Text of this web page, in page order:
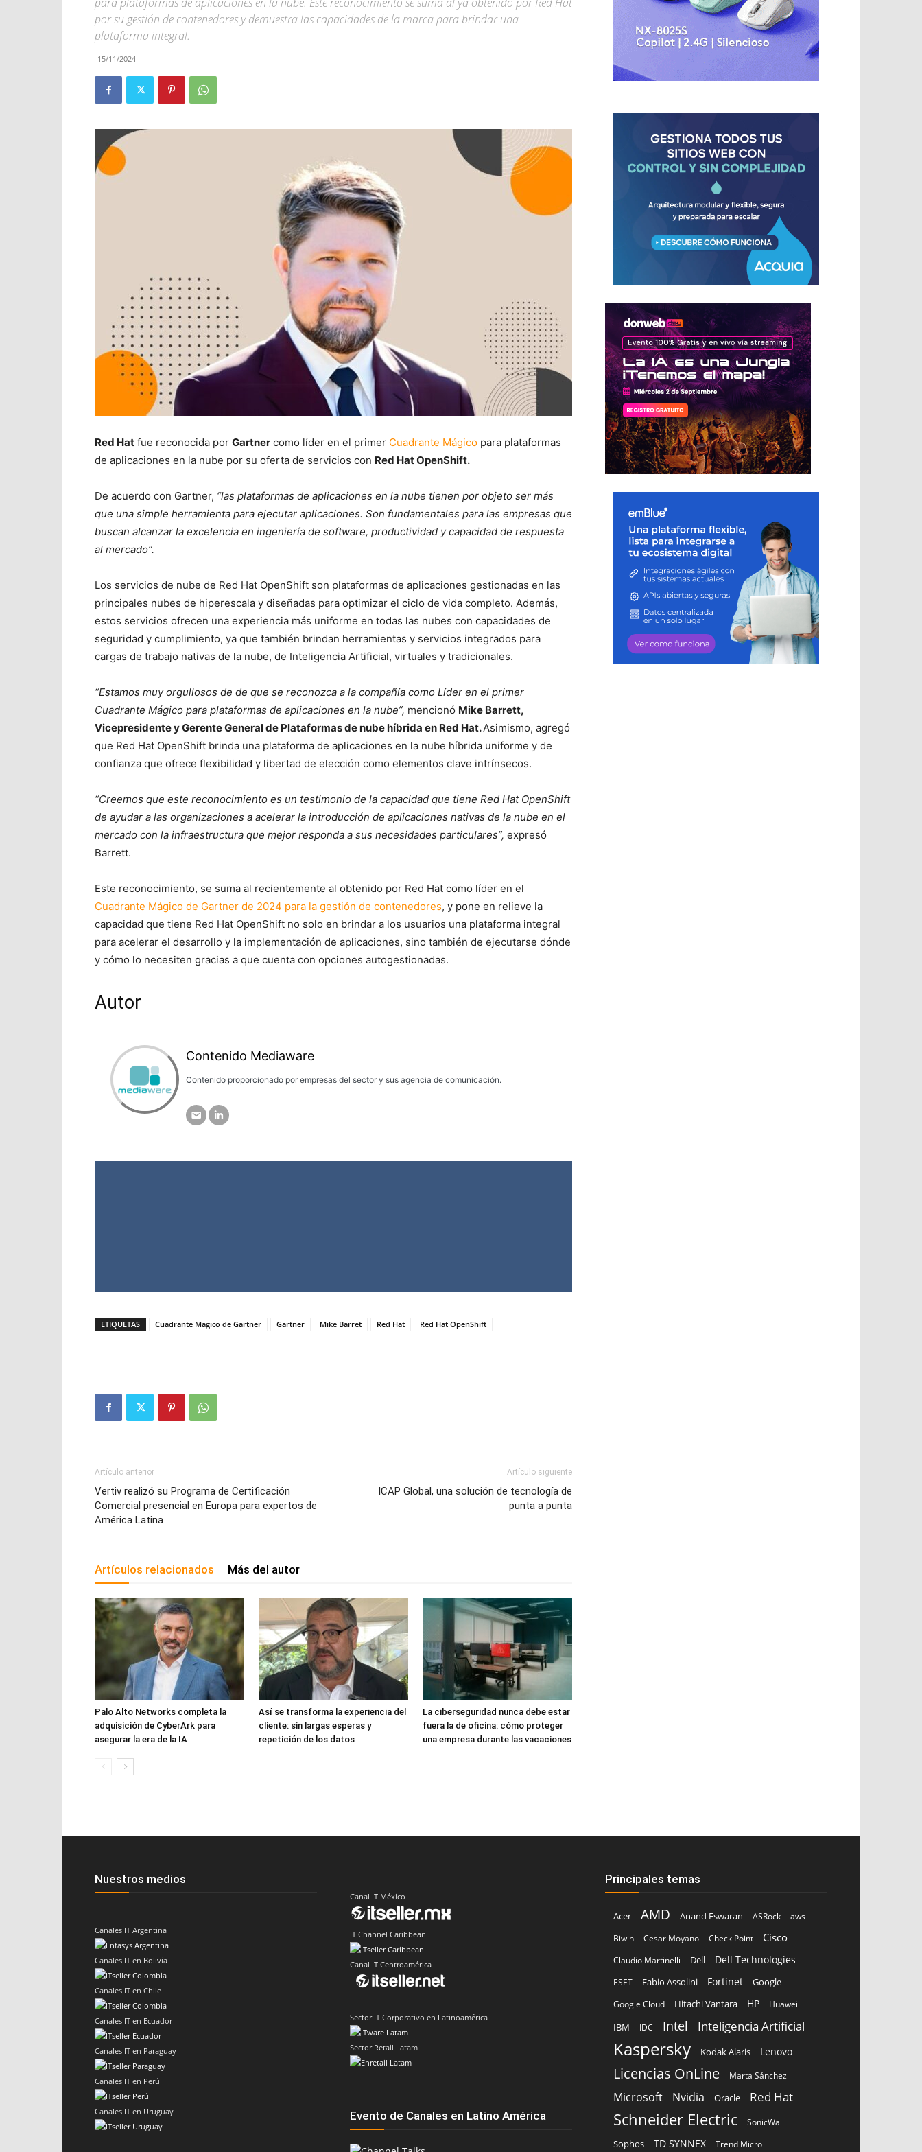
por su gestión de contenedores y demuestra las capacidades de la marca para brindar una
plataforma integral.
15/11/2024
Red Hat fue reconocida por Gartner como líder en el primer Cuadrante Mágico para plataformas
de aplicaciones en la nube por su oferta de servicios con Red Hat OpenShift.
De acuerdo con Gartner, “las plataformas de aplicaciones en la nube tienen por objeto ser más
que una simple herramienta para ejecutar aplicaciones. Son fundamentales para las empresas que
buscan alcanzar la excelencia en ingeniería de software, productividad y capacidad de respuesta
al mercado”.
Los servicios de nube de Red Hat OpenShift son plataformas de aplicaciones gestionadas en las
principales nubes de hiperescala y diseñadas para optimizar el ciclo de vida completo. Además,
estos servicios ofrecen una experiencia más uniforme en todas las nubes con capacidades de
seguridad y cumplimiento, ya que también brindan herramientas y servicios integrados para
cargas de trabajo nativas de la nube, de Inteligencia Artificial, virtuales y tradicionales.
“Estamos muy orgullosos de de que se reconozca a la compañía como Líder en el primer
Cuadrante Mágico para plataformas de aplicaciones en la nube”, mencionó Mike Barrett,
Vicepresidente y Gerente General de Plataformas de nube híbrida en Red Hat.Asimismo, agregó
que Red Hat OpenShift brinda una plataforma de aplicaciones en la nube híbrida uniforme y de
confianza que ofrece flexibilidad y libertad de elección como elementos clave intrínsecos.
“Creemos que este reconocimiento es un testimonio de la capacidad que tiene Red Hat OpenShift
de ayudar a las organizaciones a acelerar la introducción de aplicaciones nativas de la nube en el
mercado con la infraestructura que mejor responda a sus necesidades particulares”, expresó
Barrett.
Este reconocimiento, se suma al recientemente al obtenido por Red Hat como líder en el
Cuadrante Mágico de Gartner de 2024 para la gestión de contenedores, y pone en relieve la
capacidad que tiene Red Hat OpenShift no solo en brindar a los usuarios una plataforma integral
para acelerar el desarrollo y la implementación de aplicaciones, sino también de ejecutarse dónde
y cómo lo necesiten gracias a que cuenta con opciones autogestionadas.
Autor
Contenido Mediaware
Contenido proporcionado por empresas del sector y sus agencia de comunicación.
ETIQUETAS Cuadrante Magico de Gartner Gartner Mike Barret Red Hat Red Hat OpenShift
Artículo anterior
Vertiv realizó su Programa de Certificación
Comercial presencial en Europa para expertos de
América Latina
Artículo siguiente
ICAP Global, una solución de tecnología de
punta a punta
Artículos relacionados Más del autor
Palo Alto Networks completa la
adquisición de CyberArk para
asegurar la era de la IA
Así se transforma la experiencia del
cliente: sin largas esperas y
repetición de los datos
La ciberseguridad nunca debe estar
fuera la de oficina: cómo proteger
una empresa durante las vacaciones
Nuestros medios
Canales IT Argentina
Canales IT en Bolivia
Canales IT en Chile
Canales IT en Ecuador
Canales IT en Paraguay
Canales IT en Perú
Canales IT en Uruguay
Canal IT México
IT Channel Caribbean
Canal IT Centroamérica
Sector IT Corporativo en Latinoamérica
Sector Retail Latam
Evento de Canales en Latino América
Principales temas
Acer AMD Anand Eswaran ASRock
aws
Biwin
Cesar Moyano Check Point Cisco
Claudio Martinelli Dell Dell Technologies
ESET Fabio Assolini Fortinet
Google
Google Cloud
Hitachi Vantara HP Huawei
IBM IDC Intel Inteligencia Artificial
Kaspersky Kodak Alaris Lenovo
Licencias OnLine Marta Sánchez
Microsoft Nvidia Oracle Red Hat
Schneider Electric SonicWall
Sophos TD SYNNEX Trend Micro